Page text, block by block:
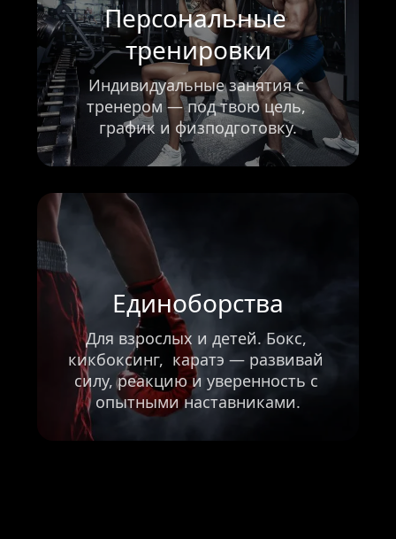
Персональные
тренировки
Индивидуальные занятия с
тренером — под твою цель,
график и физподготовку.
Единоборства
Для взрослых и детей. Бокс,
кикбоксинг,  каратэ — развивай
силу, реакцию и уверенность с
опытными наставниками.